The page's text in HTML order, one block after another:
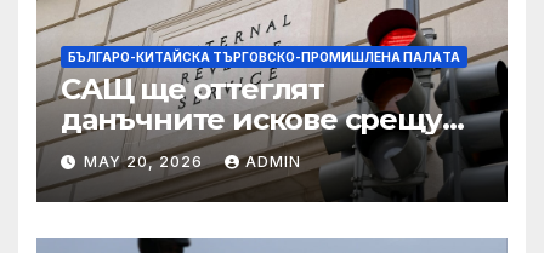
БЪЛГАРО-КИТАЙСКА ТЪРГОВСКО-ПРОМИШЛЕНА ПАЛAТА
САЩ ще оттеглят
данъчните искове срещу
Тръмп „завинаги“ в
сделката за съдебно дело с
IRS
MAY 20, 2026 ADMIN